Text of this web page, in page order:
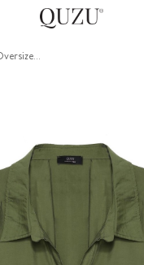
Quzu Oversize Gömlek Haki